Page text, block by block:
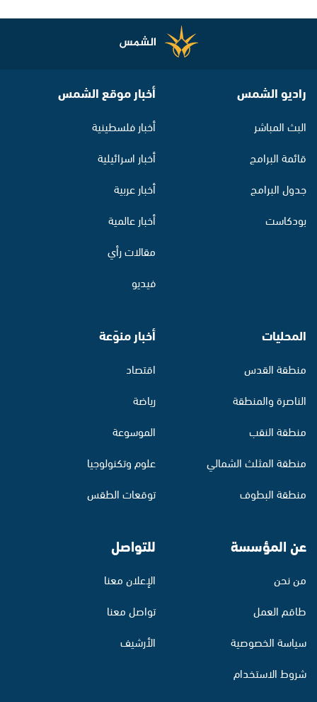
راديو الشمس
البث المباشر
قائمة البرامج
جدول البرامج
بودكاست
أخبار موقع الشمس
أخبار فلسطينية
أخبار اسرائيلية
أخبار عربية
أخبار عالمية
مقالات رأي
فيديو
المحليات
منطقة القدس
الناصرة والمنطقة
منطقة النقب
منطقة المثلث الشمالي
منطقة البطوف
أخبار منوّعة
اقتصاد
رياضة
الموسوعة
علوم وتكنولوجيا
توقعات الطقس
عن المؤسسة
من نحن
طاقم العمل
سياسة الخصوصية
شروط الاستخدام
للتواصل
الإعلان معنا
تواصل معنا
الأرشيف